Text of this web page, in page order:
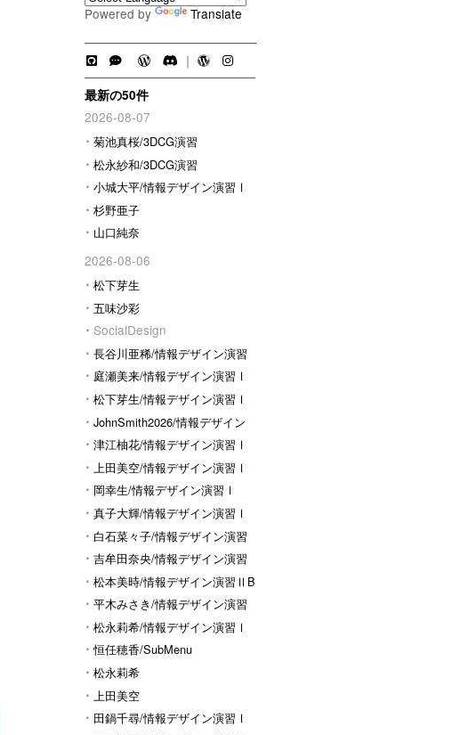
Powered by Translate
｜
最新の50件
2026-08-07
菊池真桜/3DCG演習
松永紗和/3DCG演習
小城大平/情報デザイン演習Ⅰ
杉野亜子
山口純奈
2026-08-06
松下芽生
五味沙彩
SocialDesign
長谷川亜稀/情報デザイン演習
Ⅰ 庭瀬美来/情報デザイン演習Ⅰ
松下芽生/情報デザイン演習Ⅰ
JohnSmith2026/情報デザイン
演習I
津江柚花/情報デザイン演習Ⅰ
上田美空/情報デザイン演習Ⅰ
岡幸生/情報デザイン演習Ⅰ
真子大輝/情報デザイン演習Ⅰ
白石菜々子/情報デザイン演習
Ⅰ 吉牟田奈央/情報デザイン演習
Ⅰ 松本美時/情報デザイン演習ⅡB
平木みさき/情報デザイン演習
Ⅰ 松永莉希/情報デザイン演習Ⅰ
恒任穂香/SubMenu
松永莉希
上田美空
田鍋千尋/情報デザイン演習Ⅰ